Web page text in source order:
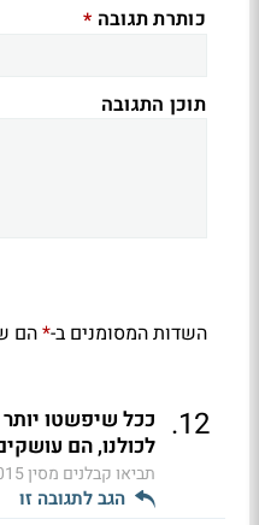
כותרת תגובה *
תוכן התגובה
השדות המסומנים ב-*הם
12
. ככל שיפשטו יותר
לכולנו, הם
תביאו קבלנים מסין
הגב לתגובה זו